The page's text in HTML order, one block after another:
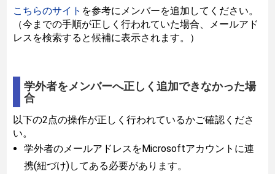
こちらのサイト を参考にメンバーを追加してください。
（今までの手順が正しく行われていた場合、メールアド
レスを検索すると候補に表示されます。）
学外者をメンバーへ正しく追加できなかった場
合
以下の2点の操作が正しく行われているかご確認くださ
い。
学外者のメールアドレスをMicrosoftアカウントに連
携(紐づけ)してある必要があります。